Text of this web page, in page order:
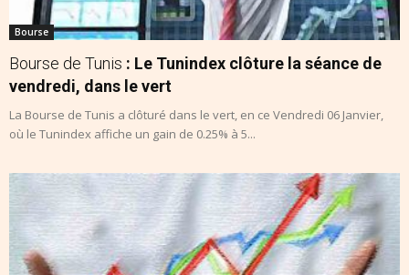
Bourse
Bourse de Tunis : Le Tunindex clôture la séance de
vendredi, dans le vert
La Bourse de Tunis a clôturé dans le vert, en ce Vendredi 06 Janvier,
où le Tunindex affiche un gain de 0.25% à 5...